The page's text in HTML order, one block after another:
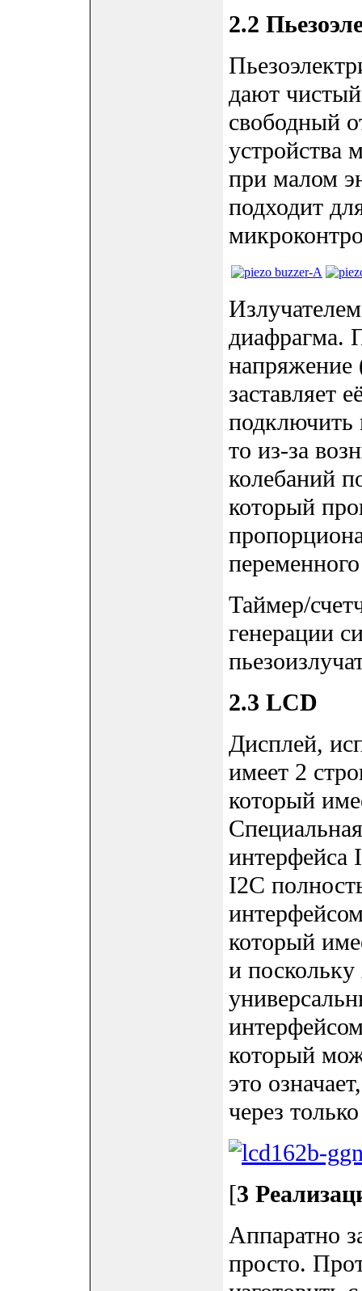
2.2
дают
свободный
устройства
при малом
подходит
диафрагма.
напряжение
заставляет
подключить
то из-за
колебаний
который
Таймер/
генерации
2.3 LCD
Дисплей,
имеет 2
который
интерфейса
I2C
который
и
который
это
через
[3
Аппаратно
просто.